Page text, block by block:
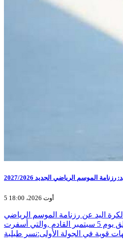
رزنامة الموسم الرياضي الجديد 2027/2026
5 أوت 2026، 18:00
لكرة اليد عن رزنامة الموسم الرياضي
الجديد 2027/2026 الذي ينطلق يوم 5 سبتمبر القادم ,والتي أسفرت